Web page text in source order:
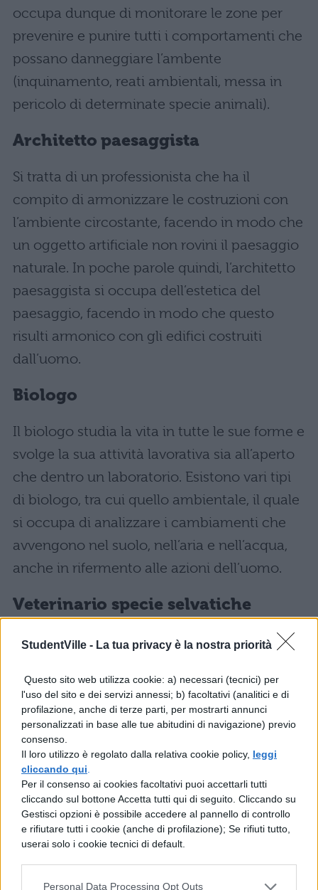
StudentVille - La tua privacy è la nostra priorità
Questo sito web utilizza cookie: a) necessari (tecnici) per
l'uso del sito e dei servizi annessi; b) facoltativi (analitici e di
profilazione, anche di terze parti, per mostrarti annunci
personalizzati in base alle tue abitudini di navigazione) previo
consenso.
Il loro utilizzo è regolato dalla relativa cookie policy, leggi
cliccando qui
Per il consenso ai cookies facoltativi puoi accettarli tutti
cliccando sul bottone Accetta tutti qui di seguito. Cliccando su
Gestisci opzioni è possibile accedere al pannello di controllo
e rifiutare tutti i cookie (anche di profilazione); Se rifiuti tutto,
userai solo i cookie tecnici di default.
Personal Data Processing Opt Outs
occupa dunque di monitorare le zone per
prevenire e punire tutti i comportamenti che
possano danneggiare l’ambente
(inquinamento, reati ambientali, messa in
pericolo di determinate specie animali).
Architetto paesaggista
Si tratta di un professionista che ha il
compito di armonizzare le costruzioni con
l’ambiente circostante, facendo in modo che
un oggetto artificiale non rovini il paesaggio
naturale. In poche parole quindi, l’architetto
paesaggista si occupa dell’estetica del
paesaggio, facendo in modo che questo
risulti armonico con gli edifici costruiti
dall’uomo.
Biologo
Il biologo studia la vita in tutte le sue forme e
svolge la sua attività lavorativa sia all’aperto
che dentro un laboratorio. Esistono vari tipi
di biologo, tra cui quello ambientale, il quale
si occupa di analizzare i cambiamenti che
avvengono nel suolo, nell’aria e nell’acqua,
anche in rifermento alle azioni dell’uomo.
Veterinario specie selvatiche
Si tratta di un veterinario specializzato nella
conoscenze specifiche e gli strumenti
adeguati, riesce ad aiutare le specie
selvatiche in difficoltà. Non è semplice
lavorare con gli animali selvatici: occorre
saper diagnosticare patologie che
potrebbero diffondersi e allo stesso tempo
salvaguardare la biodiversità ambientale.